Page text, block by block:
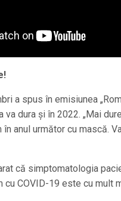
a spus în emisiunea
va dura şi în 2022. „Mai
anul următor cu mască.
că simptomatologia
cu COVID-19 este cu mult